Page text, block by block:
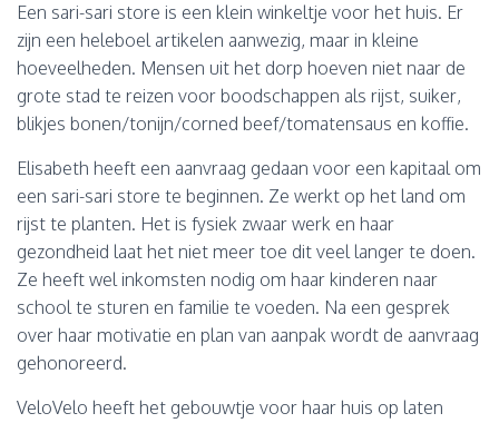
A
E
Een sari-sari store is een klein winkeltje voor het huis. Er
zijn een heleboel artikelen aanwezig, maar in kleine
hoeveelheden. Mensen uit het dorp hoeven niet naar de
grote stad te reizen voor boodschappen als rijst, suiker,
blikjes bonen/tonijn/corned beef/tomatensaus en koffie.
Elisabeth heeft een aanvraag gedaan voor een kapitaal om
een sari-sari store te beginnen. Ze werkt op het land om
rijst te planten. Het is fysiek zwaar werk en haar
gezondheid laat het niet meer toe dit veel langer te doen.
Ze heeft wel inkomsten nodig om haar kinderen naar
school te sturen en familie te voeden. Na een gesprek
over haar motivatie en plan van aanpak wordt de aanvraag
gehonoreerd.
VeloVelo heeft het gebouwtje voor haar huis op laten